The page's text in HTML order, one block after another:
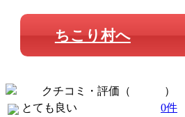
ちこり村へ
クチコミ・評価（
）
とても良い
0件